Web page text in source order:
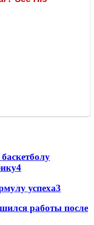
4
успеха3
работы после